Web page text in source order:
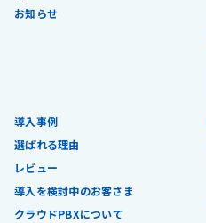
お知らせ
導入事例
選ばれる理由
レビュー
導入を検討中のお客さま
クラウドPBXについて